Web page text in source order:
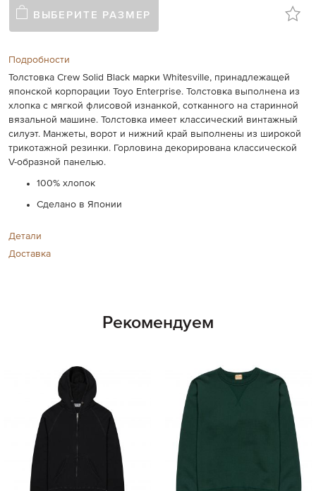
ВЫБЕРИТЕ РАЗМЕР
Подробности
Толстовка Crew Solid Black марки Whitesville, принадлежащей
японской корпорации Toyo Enterprise. Толстовка выполнена из
хлопка с мягкой флисовой изнанкой, сотканного на старинной
вязальной машине. Толстовка имеет классический винтажный
силуэт. Манжеты, ворот и нижний край выполнены из широкой
трикотажной резинки. Горловина декорирована классической
V-образной панелью.
100% хлопок
Сделано в Японии
Детали
Доставка
Рекомендуем